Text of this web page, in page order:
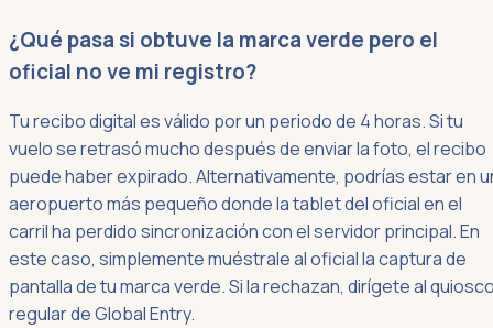
¿Qué pasa si obtuve la marca verde pero el
oficial no ve mi registro?
Tu recibo digital es válido por un periodo de 4 horas. Si tu
vuelo se retrasó mucho después de enviar la foto, el recibo
puede haber expirado. Alternativamente, podrías estar en
aeropuerto más pequeño donde la tablet del oficial en el
carril ha perdido sincronización con el servidor principal. En
este caso, simplemente muéstrale al oficial la captura de
pantalla de tu marca verde. Si la rechazan, dirígete al
regular de Global Entry.